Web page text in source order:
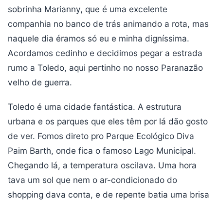
sobrinha Marianny, que é uma excelente
companhia no banco de trás animando a rota, mas
naquele dia éramos só eu e minha digníssima.
Acordamos cedinho e decidimos pegar a estrada
rumo a Toledo, aqui pertinho no nosso Paranazão
velho de guerra.
Toledo é uma cidade fantástica. A estrutura
urbana e os parques que eles têm por lá dão gosto
de ver. Fomos direto pro Parque Ecológico Diva
Paim Barth, onde fica o famoso Lago Municipal.
Chegando lá, a temperatura oscilava. Uma hora
tava um sol que nem o ar-condicionado do
shopping dava conta, e de repente batia uma brisa